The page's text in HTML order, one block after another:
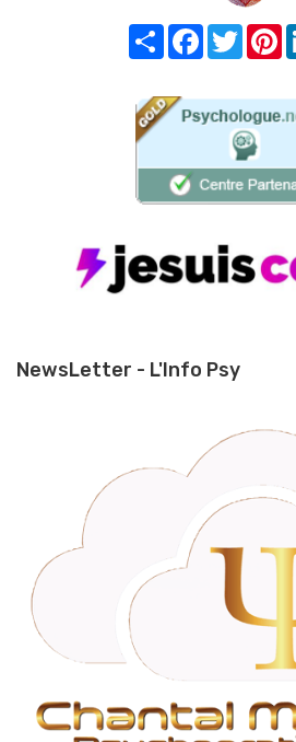
Share FacebookTwitter
NewsLetter - L'Info Psy